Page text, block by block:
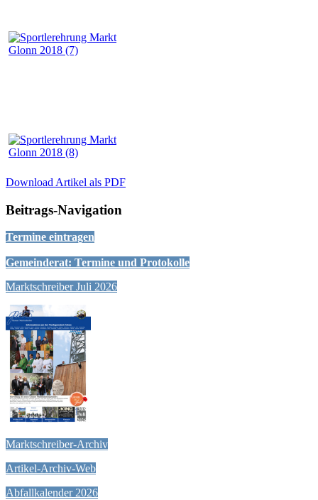
Download Artikel als PDF
Beitrags-Navigation
Termine eintragen
Gemeinderat: Termine und Protokolle
Marktschreiber Juli 2026
Marktschreiber-Archiv
Artikel-Archiv-Web
Abfallkalender 2026